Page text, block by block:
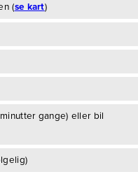
(se kart)
gange) eller bil